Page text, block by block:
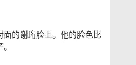
的谢珩脸上。他的脸色比